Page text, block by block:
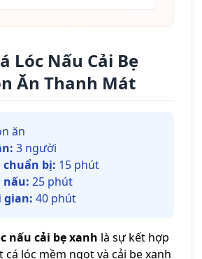
Lóc Nấu Cải Bẹ
Ăn Thanh Mát
ăn
3 người
bị: 15 phút
nấu: 25 phút
gian: 40 phút
nấu cải bẹ xanh là sự kết hợp
lóc mềm ngọt và cải bẹ xanh